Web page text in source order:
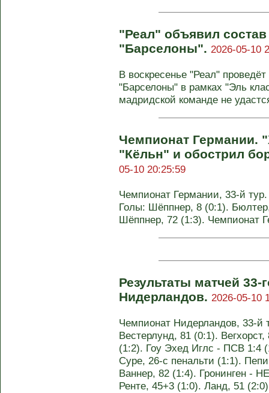
"Реал" объявил
"Барселоны". 2026-05-10
В воскресенье "Реал"
"Барселоны" в рамках "Эль
мадридской команде не
Чемпионат Германии.
"Кёльн" и обострил
05-10 20:25:59
Чемпионат Германии, 33-й
Голы: Шёппнер, 8 (0:1).
Шёппнер, 72 (1:3). Чемпионат
Результаты матчей 33-
Нидерландов. 2026-05-10
Чемпионат Нидерландов, 33-й
Вестерлунд, 81 (0:1).
(1:2). Гоу Эхед Иглс - ПСВ 1:4
Суре, 26-с пенальти (1:1).
Ваннер, 82 (1:4). Гронинген -
Ренте, 45+3 (1:0). Ланд, 51